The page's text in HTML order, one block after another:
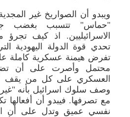
ويبدو أن الصواريخ غير
"حماس" تتسبب بغضب
الاسرائيليين. اذ كيف تجرؤ
تحدي قوة الدولة اليهودية
تفرض هيمنة عسكرية كاملة
محتمل وأصرت على أن
العسكري على كل من يقف
وصف سلوك اسرائيل بأنه
مع تصرفها. فيبدو أن
نفسي عميق وتدل على أن